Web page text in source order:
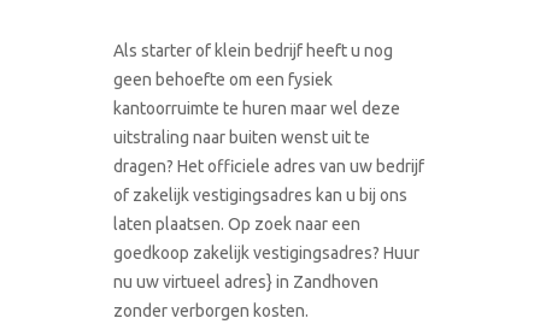
Als starter of klein bedrijf heeft u nog
geen behoefte om een fysiek
kantoorruimte te huren maar wel deze
uitstraling naar buiten wenst uit te
dragen? Het officiele adres van uw bedrijf
of zakelijk vestigingsadres kan u bij ons
laten plaatsen. Op zoek naar een
goedkoop zakelijk vestigingsadres? Huur
nu uw virtueel adres} in Zandhoven
zonder verborgen kosten.